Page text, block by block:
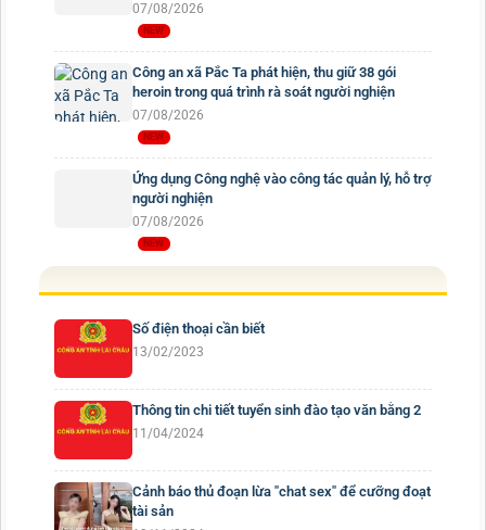
07/08/2026
Công an xã Pắc Ta phát hiện, thu giữ 38 gói
heroin trong quá trình rà soát người nghiện
07/08/2026
Ứng dụng Công nghệ vào công tác quản lý, hỗ trợ
người nghiện
07/08/2026
Số điện thoại cần biết
13/02/2023
Thông tin chi tiết tuyển sinh đào tạo văn bằng 2
11/04/2024
Cảnh báo thủ đoạn lừa "chat sex" để cưỡng đoạt
tài sản